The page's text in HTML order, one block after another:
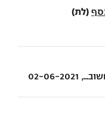
(לת)
2021